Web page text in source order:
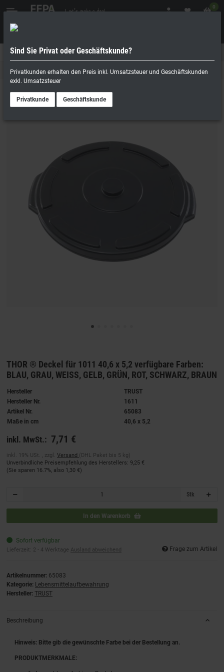
0
Geschäftskunde
Lebensmittelaufbewahrung
THOR ® Deckel für 1011 40,6 x 5,2 verfügbare Farben:
BLAU, GRAU, WEISS, GELB, GRÜN, ROT, SCHWARZ, BRAUN
Hersteller
TRUST
Hersteller Nr.
1611
Artikel Nr.
65083
Maße in cm
40,6 x 5,2
inkl. MwSt.: 7,71 €
inkl. 19% USt. , zzgl. Versand (DHL Paket bis 5 kg)
Unverbindliche Preisempfehlung des Herstellers: 9,25 €
(Sie sparen 16.7%, also 1,30 €)
Stk
In den Warenkorb
Sofort verfügbar
Lieferzeit: 2 - 4 Werktage Ausland abweichend Frage zum Artikel
Artikelnummer: 65083
Kategorie: Lebensmittelaufbewahrung
Hersteller: TRUST
Beschreibung
Hinweis: Bitte gib die gewünschte Farbe bei der Bestellung an.
PRODUKTMERKMALE:
Sind Sie Privat oder Geschäftskunde?
Privatkunden erhalten den Preis inkl. Umsatzsteuer und Geschäftskunden
exkl. Umsatzsteuer
Privatkunde Geschäftskunde